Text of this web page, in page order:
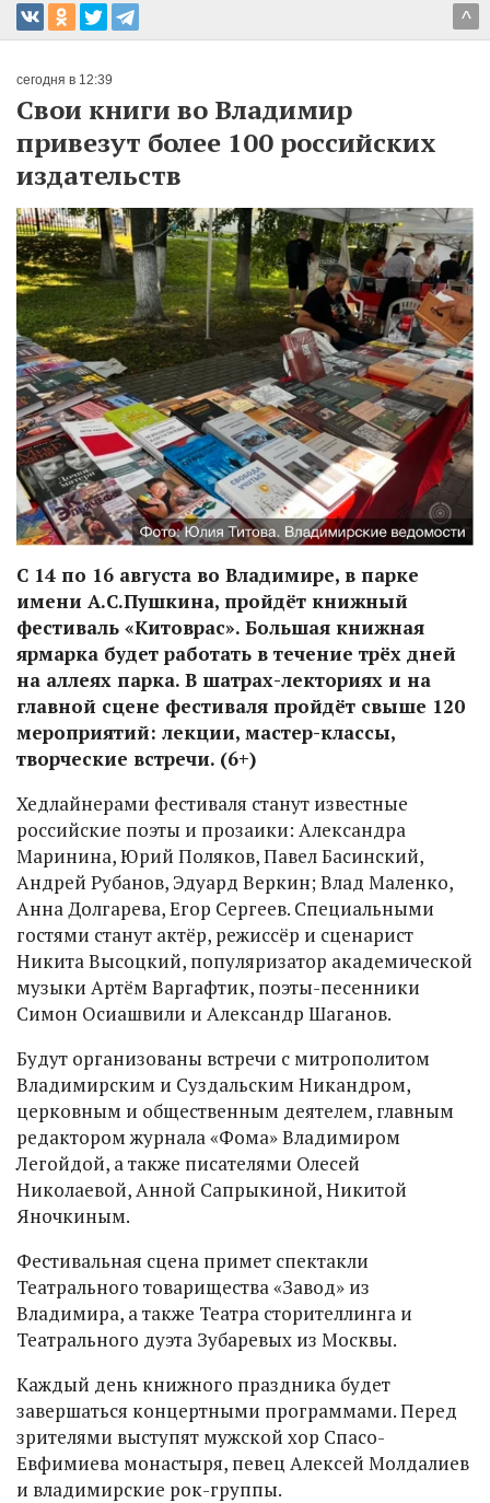
^
сегодня в 12:39
Свои книги во Владимир
привезут более 100 российских
издательств
С 14 по 16 августа во Владимире, в парке
имени А.С.Пушкина, пройдёт книжный
фестиваль «Китоврас». Большая книжная
ярмарка будет работать в течение трёх дней
на аллеях парка. В шатрах-лекториях и на
главной сцене фестиваля пройдёт свыше 120
мероприятий: лекции, мастер-классы,
творческие встречи. (6+)
Хедлайнерами фестиваля станут известные
российские поэты и прозаики: Александра
Маринина, Юрий Поляков, Павел Басинский,
Андрей Рубанов, Эдуард Веркин; Влад Маленко,
Анна Долгарева, Егор Сергеев. Специальными
гостями станут актёр, режиссёр и сценарист
Никита Высоцкий, популяризатор академической
музыки Артём Варгафтик, поэты-песенники
Симон Осиашвили и Александр Шаганов.
Будут организованы встречи с митрополитом
Владимирским и Суздальским Никандром,
церковным и общественным деятелем, главным
редактором журнала «Фома» Владимиром
Легойдой, а также писателями Олесей
Николаевой, Анной Сапрыкиной, Никитой
Яночкиным.
Фестивальная сцена примет спектакли
Театрального товарищества «Завод» из
Владимира, а также Театра сторителлинга и
Театрального дуэта Зубаревых из Москвы.
Каждый день книжного праздника будет
завершаться концертными программами. Перед
зрителями выступят мужской хор Спасо-
Евфимиева монастыря, певец Алексей Молдалиев
и владимирские рок-группы.